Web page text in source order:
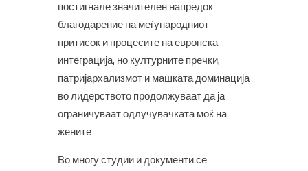
постигнале значителен напредок
благодарение на меѓународниот
притисок и процесите на европска
интеграција, но културните пречки,
патријархализмот и машката доминација
во лидерството продолжуваат да ја
ограничуваат одлучувачката моќ на
жените.
Во многу студии и документи се